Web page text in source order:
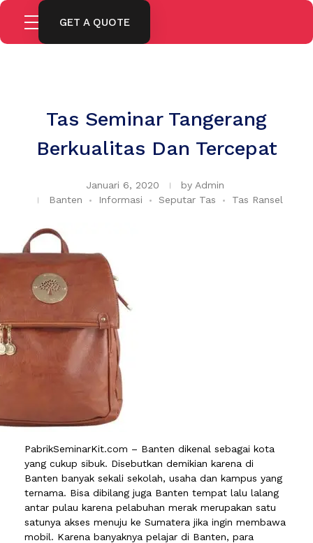
GET A QUOTE
Tas Seminar Tangerang
Berkualitas Dan Tercepat
Januari 6, 2020 by Admin
Banten
Informasi Seputar Tas Tas Ransel
PabrikSeminarKit.com – Banten dikenal sebagai kota
yang cukup sibuk. Disebutkan demikian karena di
Banten banyak sekali sekolah, usaha dan kampus yang
ternama. Bisa dibilang juga Banten tempat lalu lalang
antar pulau karena pelabuhan merak merupakan satu
satunya akses menuju ke Sumatera jika ingin membawa
mobil. Karena banyaknya pelajar di Banten, para